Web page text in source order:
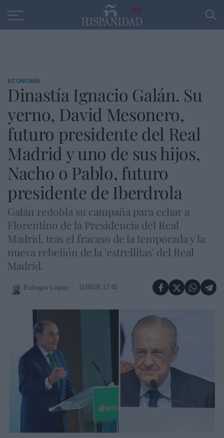
30
ECONOMÍA
Dinastía Ignacio Galán. Su
yerno, David Mesonero,
futuro presidente del Real
Madrid y uno de sus hijos,
Nacho o Pablo, futuro
presidente de Iberdrola
Galán redobla su campaña para echar a
Florentino de la Presidencia del Real
Madrid, tras el fracaso de la temporada y la
nueva rebelión de la 'estrellitas' del Real
Madrid.
Eulogio López 11/05/26 17:45